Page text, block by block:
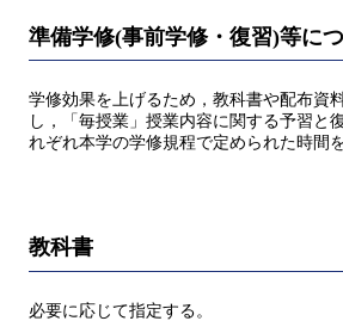
準備学修(事前学修・復習)等に
学修効果を上げるため，教科書や配布資
し，「毎授業」授業内容に関する予習と
れぞれ本学の学修規程で定められた時間
教科書
必要に応じて指定する。